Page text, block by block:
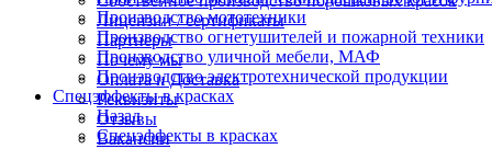
Лицензии / сертификаты
Партнеры
Почему мы
Оплата и Доставка
Реквизиты
Отзывы
Вакансии
Производство мототехники
Производство огнетушителей и пожарной техники
Производство уличной мебели, МАФ
Производство электротехнической продукции
Спецэффекты в красках
Назад
Спецэффекты в красках